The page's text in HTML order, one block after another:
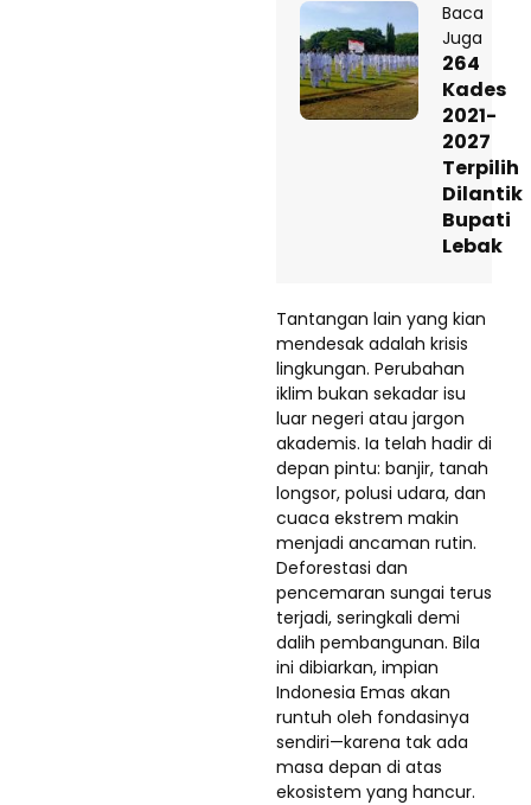
Baca
Juga
264
Kades
2021-
2027
Terpilih
Dilantik
Bupati
Lebak
Tantangan lain yang kian
mendesak adalah krisis
lingkungan. Perubahan
iklim bukan sekadar isu
luar negeri atau jargon
akademis. Ia telah hadir di
depan pintu: banjir, tanah
longsor, polusi udara, dan
cuaca ekstrem makin
menjadi ancaman rutin.
Deforestasi dan
pencemaran sungai terus
terjadi, seringkali demi
dalih pembangunan. Bila
ini dibiarkan, impian
Indonesia Emas akan
runtuh oleh fondasinya
sendiri—karena tak ada
masa depan di atas
ekosistem yang hancur.